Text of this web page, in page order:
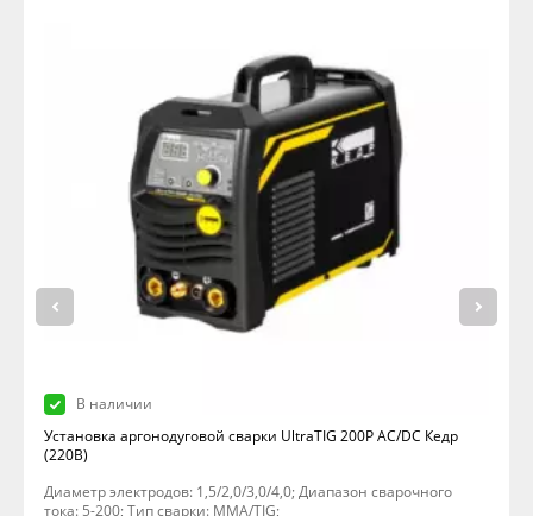
В наличии
Установка аргонодуговой сварки UltraTIG 200P AC/DC Кедр
(220В)
Диаметр электродов: 1,5/2,0/3,0/4,0; Диапазон сварочного
тока: 5-200; Тип сварки: MMA/TIG;